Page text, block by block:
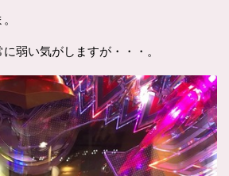
弱い気がしますが・・・。